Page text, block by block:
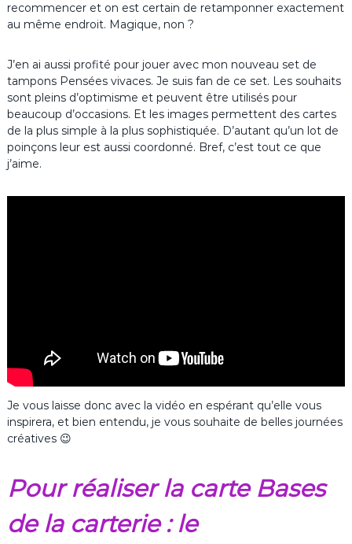
recommencer et on est certain de retamponner exactement
au même endroit. Magique, non ?
J’en ai aussi profité pour jouer avec mon nouveau set de
tampons Pensées vivaces. Je suis fan de ce set. Les souhaits
sont pleins d’optimisme et peuvent être utilisés pour
beaucoup d’occasions. Et les images permettent des cartes
de la plus simple à la plus sophistiquée. D’autant qu’un lot de
poinçons leur est aussi coordonné. Bref, c’est tout ce que
j’aime.
Je vous laisse donc avec la vidéo en espérant qu’elle vous
inspirera, et bien entendu, je vous souhaite de belles journées
créatives 😉
Pour réaliser la carte Bases
de la carterie : le